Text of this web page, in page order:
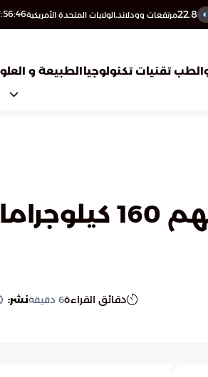
22.8مرتفعات وودلاند,الولايات المتحدة الأمريكية
تقنيات تكنولوجياالطبيعة و
القبض على 6 مخالفين من الجنسية الإثيوبية
دقائق القراءة6 دقيقةنشر: